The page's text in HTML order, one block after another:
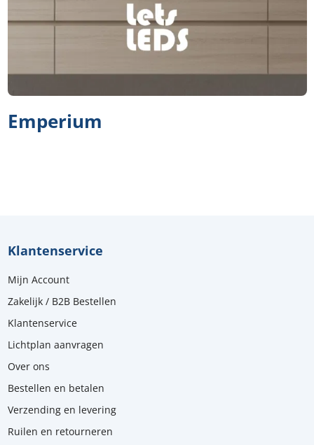
Emperium
Klantenservice
Mijn Account
Zakelijk / B2B Bestellen
Klantenservice
Lichtplan aanvragen
Over ons
Bestellen en betalen
Verzending en levering
Ruilen en retourneren